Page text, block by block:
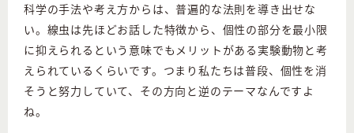
科学の手法や考え方からは、普遍的な法則を導き出せな
い。線虫は先ほどお話した特徴から、個性の部分を最小限
に抑えられるという意味でもメリットがある実験動物と考
えられているくらいです。つまり私たちは普段、個性を消
そうと努力していて、その方向と逆のテーマなんですよ
ね。